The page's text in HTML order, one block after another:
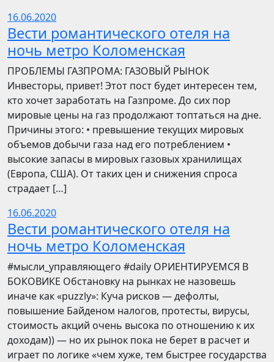
16.06.2020
Вести романтического отеля на
ночь метро Коломенская
ПРОБЛЕМЫ ГАЗПРОМА: ГАЗОВЫЙ РЫНОК
Инвесторы, привет! Этот пост будет интересен тем,
кто хочет заработать на Газпроме. До сих пор
мировые цены на газ продолжают топтаться на дне.
Причины этого: • превышение текущих мировых
объемов добычи газа над его потреблением •
высокие запасы в мировых газовых хранилищах
(Европа, США). От таких цен и снижения спроса
страдает […]
16.06.2020
Вести романтического отеля на
ночь метро Коломенская
​​#мысли_управляющего #daily ОРИЕНТИРУЕМСЯ В
БОКОВИКЕ Обстановку на рынках не назовешь
иначе как «puzzly»: Куча рисков — дефолты,
повышение Байденом налогов, протесты, вирусы,
стоимость акций очень высока по отношению к их
доходам)) — но их рынок пока не берет в расчет и
играет по логике «чем хуже, тем быстрее государства